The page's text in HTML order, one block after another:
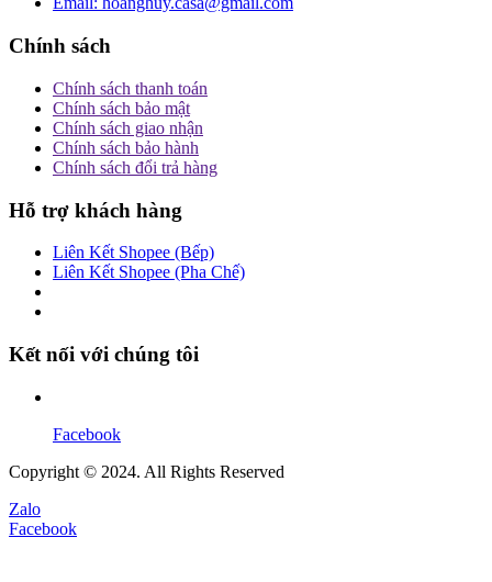
Chính sách
Chính sách thanh toán
Chính sách bảo mật
Chính sách giao nhận
Chính sách bảo hành
Chính sách đổi trả hàng
Hỗ trợ khách hàng
Liên Kết Shopee (Bếp)
Liên Kết Shopee (Pha Chế)
Kết nối với chúng tôi
Facebook
Copyright © 2024. All Rights Reserved
Zalo
Facebook